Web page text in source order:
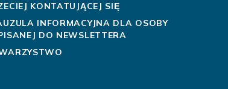
KONTATUJĄCEJ SIĘ
INFORMACYJNA DLA OSOBY
DO NEWSLETTERA